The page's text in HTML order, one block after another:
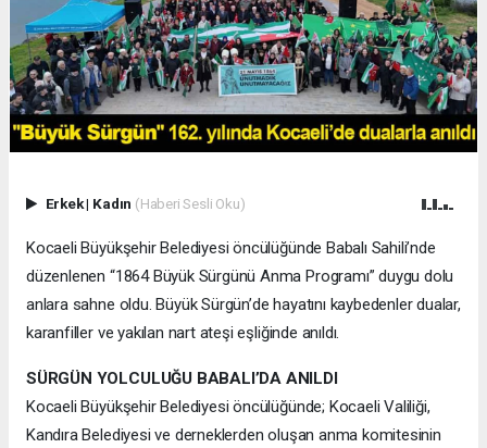
Erkek| Kadın (Haberi Sesli Oku)
Kocaeli Büyükşehir Belediyesi öncülüğünde Babalı Sahili’nde
düzenlenen “1864 Büyük Sürgünü Anma Programı” duygu dolu
anlara sahne oldu. Büyük Sürgün’de hayatını kaybedenler dualar,
karanfiller ve yakılan nart ateşi eşliğinde anıldı.
SÜRGÜN YOLCULUĞU BABALI’DA ANILDI
Kocaeli Büyükşehir Belediyesi öncülüğünde; Kocaeli Valiliği,
Kandıra Belediyesi ve derneklerden oluşan anma komitesinin